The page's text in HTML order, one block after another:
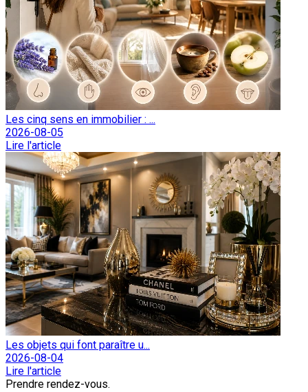
Les cinq sens en immobilier : ...
2026-08-05
Lire l'article
Les objets qui font paraître u...
2026-08-04
Lire l'article
Prendre rendez-vous.